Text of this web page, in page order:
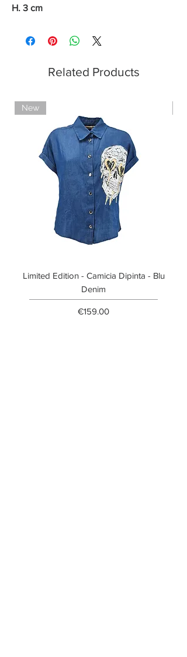
H. 3 cm
Related Products
New
Limited Edition - Camicia Dipinta - Blu
Denim
Price
€159.00